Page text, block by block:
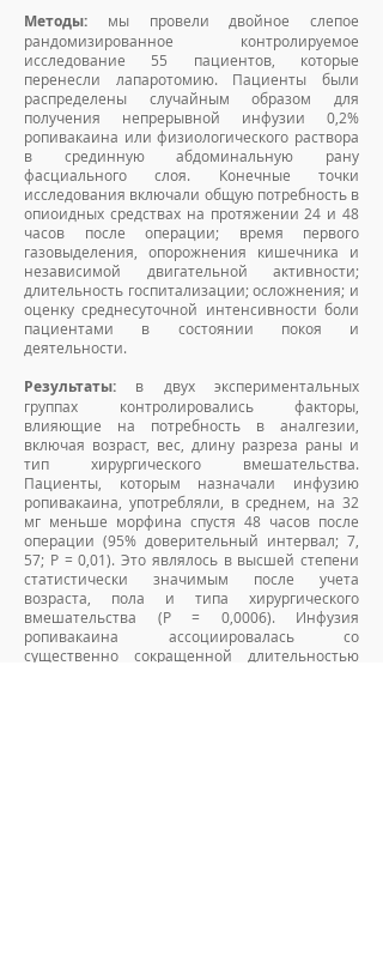
Методы:
мы провели двойное слепое
рандомизированное контролируемое
исследование 55 пациентов, которые
перенесли лапаротомию. Пациенты были
распределены случайным образом для
получения непрерывной инфузии 0,2%
ропивакаина или физиологического раствора
в срединную абдоминальную рану
фасциального слоя. Конечные точки
исследования включали общую потребность в
опиоидных средствах на протяжении 24 и 48
часов после операции; время первого
газовыделения, опорожнения кишечника и
независимой двигательной активности;
длительность госпитализации; осложнения; и
оценку среднесуточной интенсивности боли
пациентами в состоянии покоя и
деятельности.
Результаты: в двух экспериментальных
группах контролировались факторы,
влияющие на потребность в аналгезии,
включая возраст, вес, длину разреза раны и
тип хирургического вмешательства.
Пациенты, которым назначали инфузию
ропивакаина, употребляли, в среднем, на 32
мг меньше морфина спустя 48 часов после
операции (95% доверительный интервал; 7,
57; Р = 0,01). Это являлось в высшей степени
статистически значимым после учета
возраста, пола и типа хирургического
вмешательства (Р = 0,0006). Инфузия
ропивакаина ассоциировалась со
существенно сокращенной длительностью